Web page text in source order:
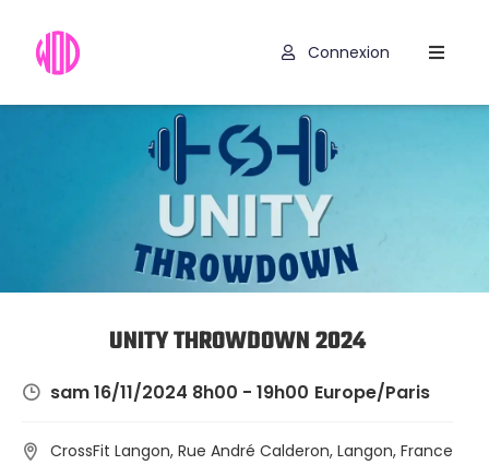
Codes
Promo
Connexion
UNITY THROWDOWN 2024
sam 16/11/2024 8h00 - 19h00 Europe/Paris
CrossFit Langon, Rue André Calderon, Langon, France